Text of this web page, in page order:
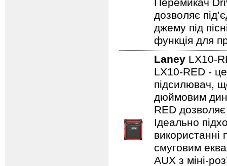
Перемикач
дозволяє
джему під
функція для
Laney LX10-
LX10-RED -
підсилювач,
дюймовим
RED
Ідеально
використанні
смуговим
AUX з міні-